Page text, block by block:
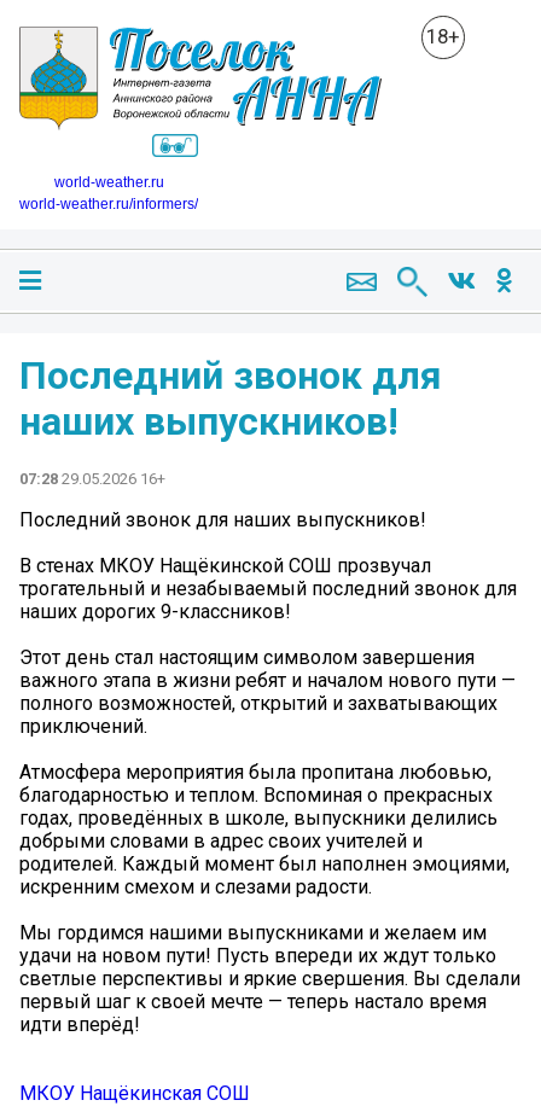
18+
world-weather.ru
world-weather.ru/informers/
Последний звонок для
наших выпускников!
07:28 29.05.2026 16+
Последний звонок для наших выпускников!
В стенах МКОУ Нащёкинской СОШ прозвучал
трогательный и незабываемый последний звонок для
наших дорогих 9-классников!
Этот день стал настоящим символом завершения
важного этапа в жизни ребят и началом нового пути —
полного возможностей, открытий и захватывающих
приключений.
Атмосфера мероприятия была пропитана любовью,
благодарностью и теплом. Вспоминая о прекрасных
годах, проведённых в школе, выпускники делились
добрыми словами в адрес своих учителей и
родителей. Каждый момент был наполнен эмоциями,
искренним смехом и слезами радости.
Мы гордимся нашими выпускниками и желаем им
удачи на новом пути! Пусть впереди их ждут только
светлые перспективы и яркие свершения. Вы сделали
первый шаг к своей мечте — теперь настало время
идти вперёд!
МКОУ Нащёкинская СОШ